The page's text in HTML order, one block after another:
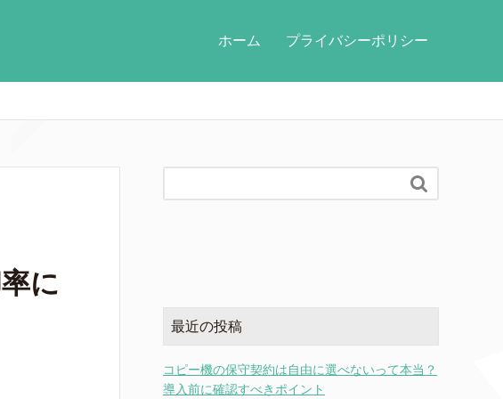
ホーム プライバシーポリシー
に

最近の投稿
コピー機の保守契約は自由に選べないって本当？
導入前に確認すべきポイント